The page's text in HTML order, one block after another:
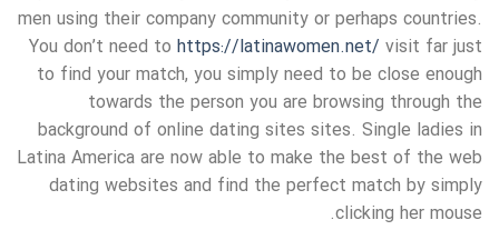
men using their company community or perhaps countries.
You don’t need to https://latinawomen.net/ visit far just
to find your match, you simply need to be close enough
towards the person you are browsing through the
background of online dating sites sites. Single ladies in
Latina America are now able to make the best of the web
dating websites and find the perfect match by simply
clicking her mouse.